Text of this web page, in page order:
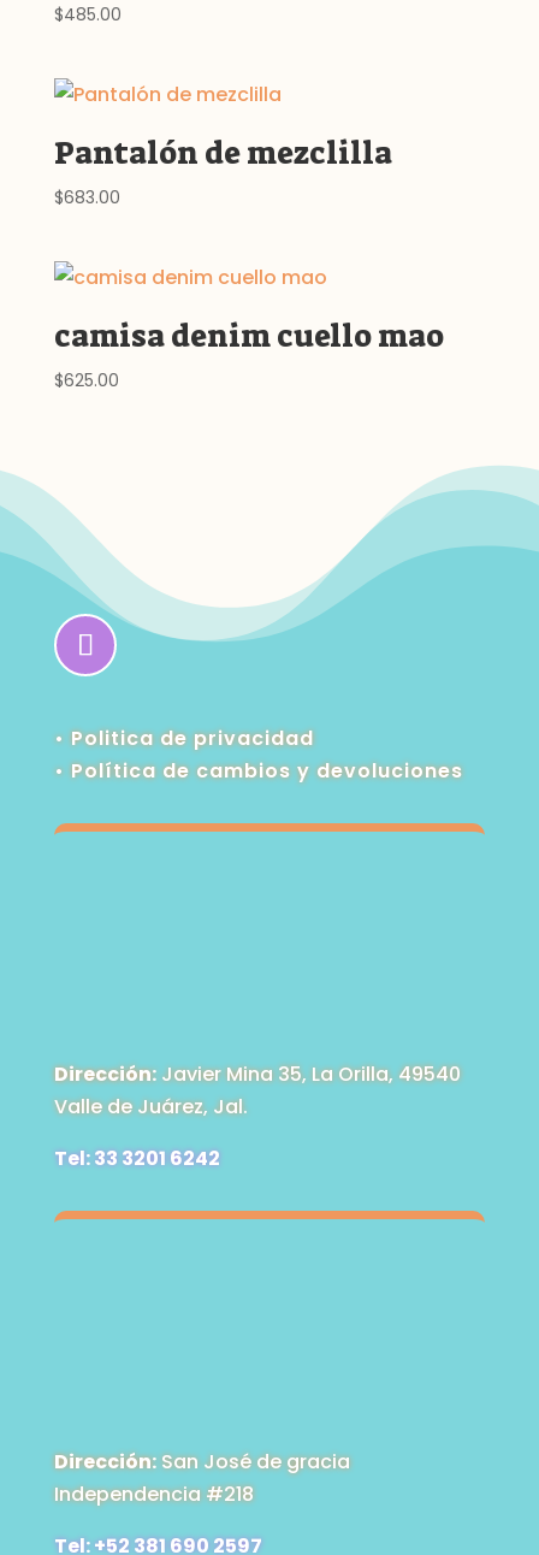
$485.00
Pantalón de mezclilla
$683.00
camisa denim cuello mao
$625.00
• Politica de privacidad
•Política de cambios y devoluciones
Dirección:Javier Mina 35, La Orilla, 49540
Valle de Juárez, Jal.
Tel: 33 3201 6242
Dirección:San José de gracia
Independencia #218
Tel: +52 381 690 2597